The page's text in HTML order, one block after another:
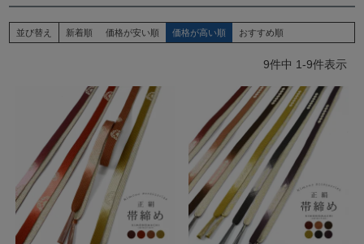
並び替え 新着順 価格が安い順 価格が高い順 おすすめ順
9件中 1-9件表示